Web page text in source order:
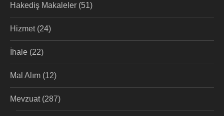
Hakediş Makaleler (51)
Hizmet(24)
İhale (22)
Mal Alım (12)
Mevzuat(287)